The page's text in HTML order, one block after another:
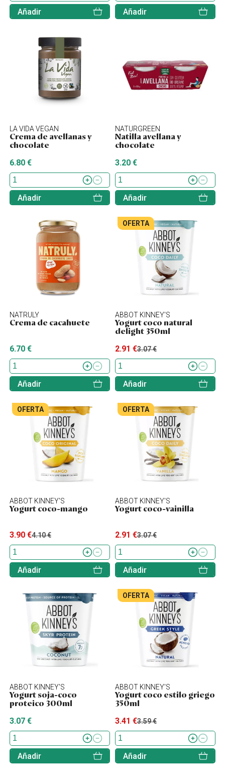
Añadir Añadir
LA VIDA VEGAN
Crema de avellanas y
chocolate
6.80 €
Añadir
NATURGREEN
Natilla avellana y
chocolate
3.20 €
Añadir
NATRULY
Crema de cacahuete
6.70 €
Añadir
OFERTA
ABBOT KINNEY'S
Yogurt coco natural
delight 350ml
2.91 €3.07 €
Añadir
OFERTA
ABBOT KINNEY'S
Yogurt coco-mango
3.90 €4.10 €
Añadir
OFERTA
ABBOT KINNEY'S
Yogurt coco-vainilla
2.91 €3.07 €
Añadir
ABBOT KINNEY'S
Yogurt soja-coco
proteico 300ml
3.07 €
Añadir
OFERTA
ABBOT KINNEY'S
Yogurt coco estilo griego
350ml
3.41 €3.59 €
Añadir